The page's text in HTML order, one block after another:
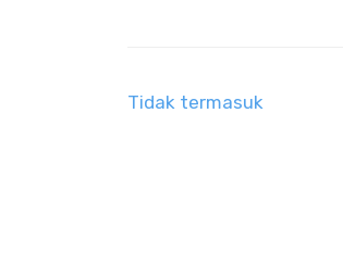
Tidak termasuk